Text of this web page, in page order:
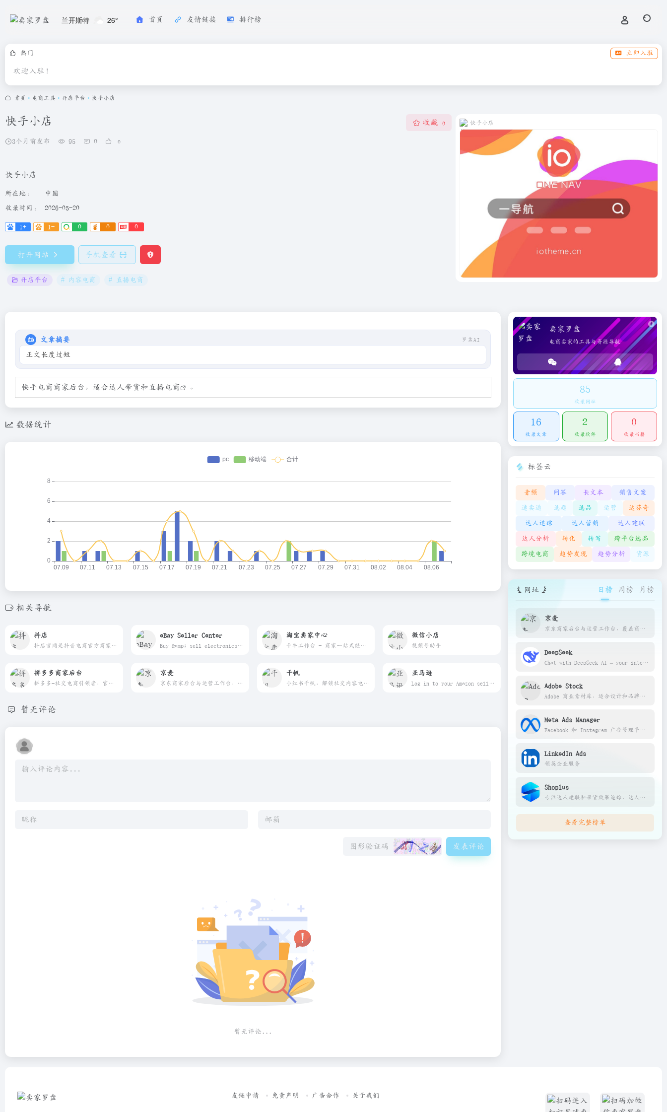
兰开斯特 26° 首页 友情链接 排行榜
热门 立即入驻
欢迎入驻！
首页 • 电商工具 • 开店平台 • 快手小店
快手小店
3个月前发布 95 0 0
收藏 0
快手小店
所在地： 中国
收录时间： 2026-05-20
1+ 1- 0 0 0
打开网站 手机查看
开店平台 # 内容电商 # 直播电商
快手小店
文章摘要 罗盘AI
正文长度过短
快手电商商家后台，适合达人带货和 直播电商 。
数据统计
相关导航
抖店
抖店官网是抖音电商官方商家入驻平台的登录入口，提供了一站式的商家开店服务。在这里，商家可以轻松地注册账号、创建店铺、管理商品、处理订单等。抖店官网致力于为广大商家提供高效便捷的电商运营解决方案，助力商家实现商业成功。
eBay Seller Center
Buy &amp; sell electronics, cars, clothes, collectibles &amp; more on eBay, the world&apos;s online marketplace. Top brands, low prices &amp; free shipping on many items.
淘宝卖家中心
千牛工作台 - 商家一站式经营阵地
微信小店
视频号助手
拼多多商家后台
拼多多-社交电商引领者，官方入驻平台，0元开店1分钟入驻。开网店就选拼多多，新电商新机遇。社交电商流量红利期，获客成本超低，抢占巨额流量入口极速打造爆款。拼多多商家后台，全流程开店教程，从新手入门到进阶玩法，手把手教你开网店，已经有上千万卖家在拼多多入驻赚钱了。入驻、上新、货源、客服、物流、售后，一切问题在拼多多都迎刃而解。海量资源位，超多无门槛活动，新店老店都能上。超多店铺营销推广工具，新手开店不怕没客源。专属对接小二，帮你解决店铺运营困惑。
京麦
京东商家后台与运营工作台，覆盖商品、订单和营销管理。
千帆
小红书千帆，解锁社交内容电商全新体验！从美好生活到多元交易，让小红书伴你生长，品牌合作、数据分析、让商业变现更高效。平台占据社交电商流量红利，便捷高效获客，打造品牌商品新爆款。加入小红书商家，您可以得到经营店铺的生意小帮手，小红书会帮助商家解决核心经营链路问题，通过小红书专属社区电商模式助力商家快速获利！
亚马逊
Log in to your Amazon seller account, or sign up to create a seller account.
暂无评论
发表评论
暂无评论...
卖家罗盘
电商卖家的工具与资源导航
85
收录网址
16
收录文章
2
收录软件
0
收录书籍
标签云
音频 问答 长文本 销售文案
速卖通 选题 选品 运营 达芬奇
达人追踪 达人营销 达人建联
达人分析 转化 转写 跨平台选品
跨境电商 趋势发现 趋势分析 货源
网址 日榜 周榜 月榜
京麦
京东商家后台与运营工作台，覆盖商品、订单和营销管理。
DeepSeek
Chat with DeepSeek AI – your intelligent assistant for coding, content creation, file reading, and more. Upload documents, engage in long-context conversations, and get expert help in AI, natural language processing, and beyond. | 深度求索（DeepSeek）助力编程代码开发、创意写作、文件处理等任务，支持文件上传及长文本对话，随时为您提供高效的AI支持。
Adobe Stock
Adobe 商业素材库，适合设计和品牌项目。
Meta Ads Manager
Facebook 和 Instagram 广告管理平台。
LinkedIn Ads
领英企业服务
Shoplus
专注达人建联和带货效果追踪，达人数据库大，适合需要大量铺达人合作的卖家
查看完整榜单
友链申请 免责声明 广告合作 关于我们